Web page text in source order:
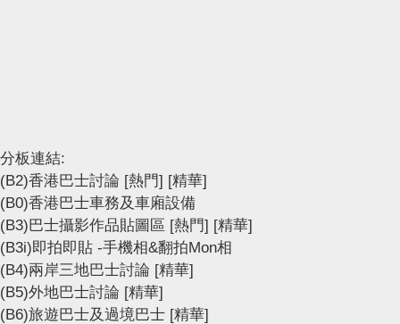
分板連結:
(B2)香港巴士討論 [熱門] [精華]
(B0)香港巴士車務及車廂設備
(B3)巴士攝影作品貼圖區 [熱門] [精華]
(B3i)即拍即貼 -手機相&翻拍Mon相
(B4)兩岸三地巴士討論 [精華]
(B5)外地巴士討論 [精華]
(B6)旅遊巴士及過境巴士 [精華]